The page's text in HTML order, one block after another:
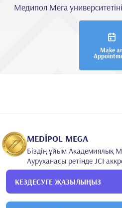
Медипол Мега
Make
MEDİPOL MEGA
Біздің ұйым Академиялық
Ауруханасы ретінде JCI
КЕЗДЕСУГЕ ЖАЗЫЛЫҢЫЗ